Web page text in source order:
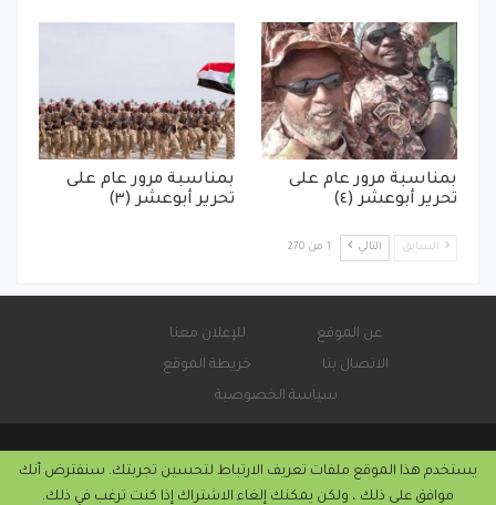
بمناسبة مرور عام على
تحرير أبوعشر (٤)
بمناسبة مرور عام على
تحرير أبوعشر (٣)
السابق التالي 1 من 270
عن الموقع
للإعلان معنا
الاتصال بنا
خريطة الموقع
سياسة الخصوصية
© 2026 - صحيفة كورة سودانية الإلكترونية.
يستخدم هذا الموقع ملفات تعريف الارتباط لتحسين تجربتك. سنفترض أنك
موافق على ذلك ، ولكن يمكنك إلغاء الاشتراك إذا كنت ترغب في ذلك.